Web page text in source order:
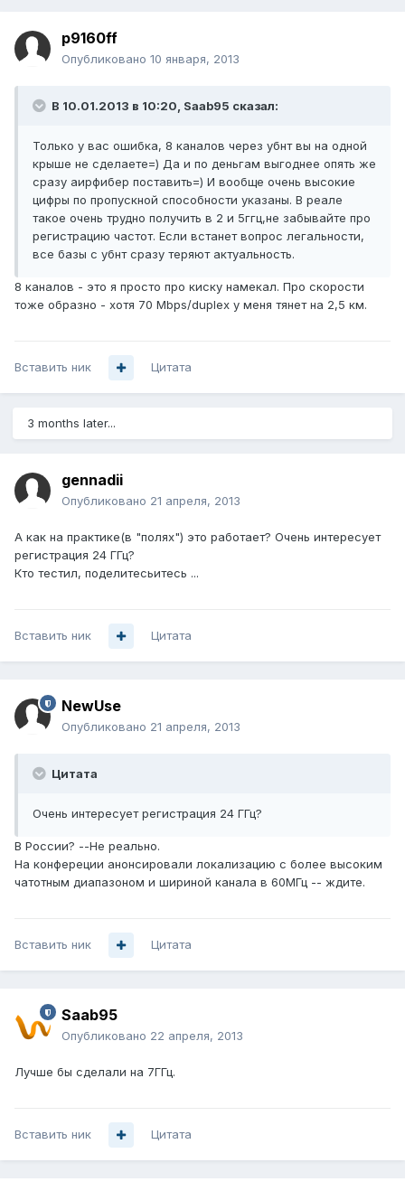
p9160ff
Опубликовано 10 января, 2013
В 10.01.2013 в 10:20, Saab95 сказал:
Только у вас ошибка, 8 каналов через убнт вы на одной
крыше не сделаете=) Да и по деньгам выгоднее опять же
сразу аирфибер поставить=) И вообще очень высокие
цифры по пропускной способности указаны. В реале
такое очень трудно получить в 2 и 5ггц,не забывайте про
регистрацию частот. Если встанет вопрос легальности,
все базы с убнт сразу теряют актуальность.
8 каналов - это я просто про киску намекал. Про скорости
тоже образно - хотя 70 Mbps/duplex у меня тянет на 2,5 км.
Вставить ник Цитата
3 months later...
gennadii
Опубликовано 21 апреля, 2013
А как на практике(в "полях") это работает? Очень интересует
регистрация 24 ГГц?
Кто тестил, поделитесьитесь ...
Вставить ник Цитата
NewUse
Опубликовано 21 апреля, 2013
Цитата
Очень интересует регистрация 24 ГГц?
В России? --Не реально.
На конфереции анонсировали локализацию с более высоким
чатотным диапазоном и шириной канала в 60МГц -- ждите.
Вставить ник Цитата
Saab95
Опубликовано 22 апреля, 2013
Лучше бы сделали на 7ГГц.
Вставить ник Цитата